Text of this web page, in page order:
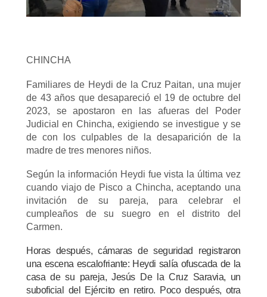
CHINCHA
Familiares de Heydi de la Cruz Paitan, una mujer
de 43 años que desapareció el 19 de octubre del
2023, se apostaron en las afueras del Poder
Judicial en Chincha, exigiendo se investigue y se
de con los culpables de la desaparición de la
madre de tres menores niños.
Según la información Heydi fue vista la última vez
cuando viajo de Pisco a Chincha, aceptando una
invitación de su pareja, para celebrar el
cumpleaños de su suegro en el distrito del
Carmen.
Horas después, cámaras de seguridad registraron
una escena escalofriante: Heydi salía ofuscada de la
casa de su pareja, Jesús De la Cruz Saravia, un
suboficial del Ejército en retiro. Poco después, otra